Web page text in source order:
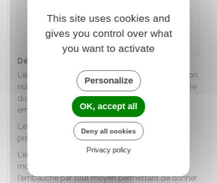
Accéder au service en ligne
Déclaration nominative
L'embauche ne peut avoir lieu qu'après déclaration
nominative de l'employeur auprès de la préfecture
du département dans lequel l'établissement
employeur a son siège.
Les documents à fournir sont fixés par la
préfecture.
L'employeur doit accomplir cette formalité au
moins 2
l'embauche par tout moyen permettant de donner
This site uses cookies and
gives you control over what
you want to activate
Personalize
OK, accept all
Deny all cookies
Privacy policy